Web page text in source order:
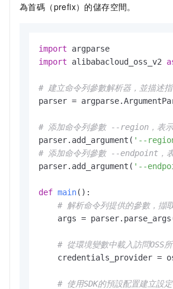
為首碼（prefix）的儲存空間。
import
import alibabacloud_oss_v2
# 建立命令列參數解析器，並描述
parser =
# 添加命令列參數 --region，表示
parser.add_argument( '--
# 添加命令列參數 --endpoint，表
parser.add_argument( '--
def main():
# 解析命令列提供的參數，擷
args =
# 從環境變數中載入訪問OSS
credentials_provider =
# 使用SDK的預設配置建立設